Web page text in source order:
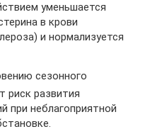
уменьшается
в крови
и нормализуется
сезонного
риск развития
при неблагоприятной